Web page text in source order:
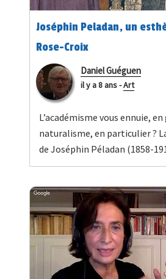
Joséphin Peladan, un
Rose-Croix
Daniel Guéguen
il y a 8 ans-Art
L’académisme vous ennuie,
naturalisme, en particulier ?
de Joséphin Péladan (1858-